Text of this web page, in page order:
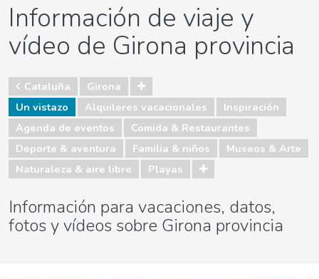
Información de viaje y
vídeo de Girona provincia
Cataluña
Girona
Un vistazo
Alquileres vacacionales
Inspiración
Agenda de eventos
Comida & Restaurantes
Deporte & aventura
Familia & niños
Museos & Arte
Naturaleza & aire libre
Playas
Información para vacaciones, datos,
fotos y vídeos sobre Girona provincia